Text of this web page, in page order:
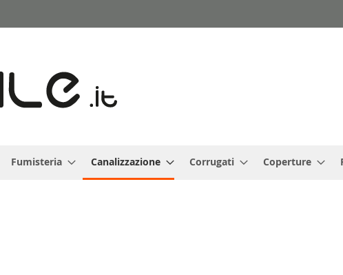
Fumisteria Canalizzazione Corrugati Coperture